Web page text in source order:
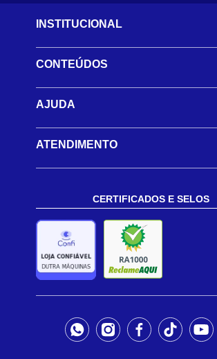
INSTITUCIONAL
CONTEÚDOS
AJUDA
ATENDIMENTO
CERTIFICADOS E SELOS